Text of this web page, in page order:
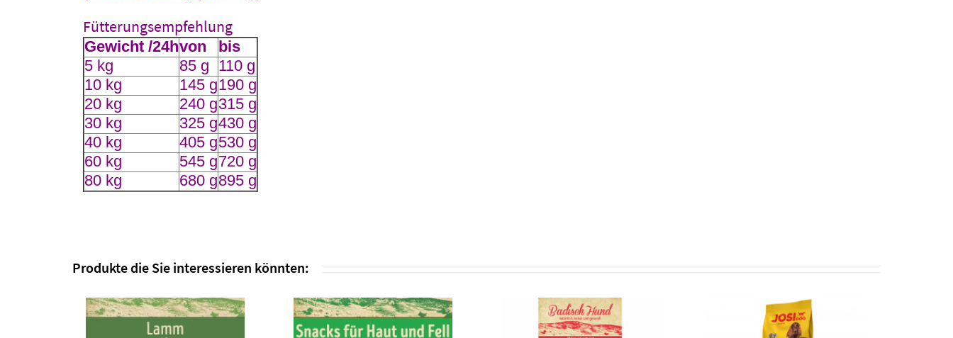
Fütterungsempfehlung
Gewicht /24hvon
bis
5 kg
85 g 110 g
10 kg
145 g190 g
20 kg
240 g315 g
30 kg
325 g430 g
40 kg
405 g530 g
60 kg
545 g720 g
80 kg
680 g895 g
Produkte die Sie interessieren könnten: